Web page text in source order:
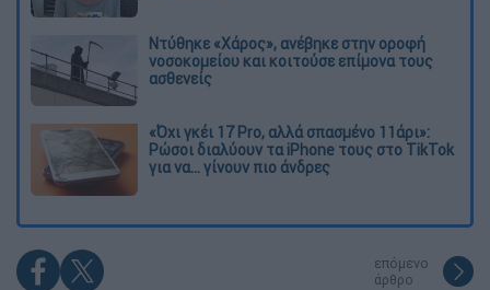
Ντύθηκε «Χάρος», ανέβηκε στην οροφή
νοσοκομείου και κοιτούσε επίμονα τους
ασθενείς
«Όχι γκέι 17 Pro, αλλά σπασμένο 11άρι»:
Ρώσοι διαλύουν τα iPhone τους στο TikTok
για να... γίνουν πιο άνδρες
επόμενο
άρθρο